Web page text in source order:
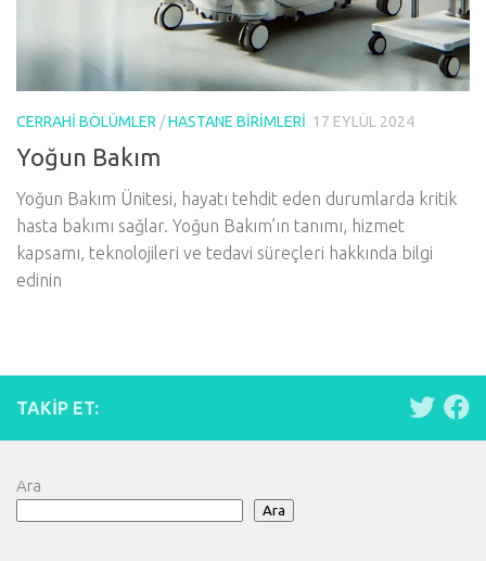
CERRAHI BÖLÜMLER /HASTANE BIRIMLERI 17 EYLÜL 2024
Yoğun Bakım
Yoğun Bakım Ünitesi, hayatı tehdit eden durumlarda kritik
hasta bakımı sağlar. Yoğun Bakım’ın tanımı, hizmet
kapsamı, teknolojileri ve tedavi süreçleri hakkında bilgi
edinin
TAKIP ET:
Ara
Ara